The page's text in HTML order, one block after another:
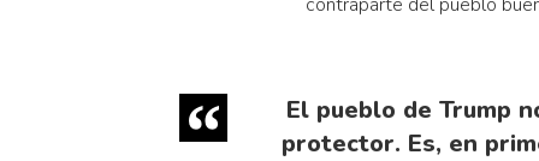
El pueblo de Trump
protector. Es, en